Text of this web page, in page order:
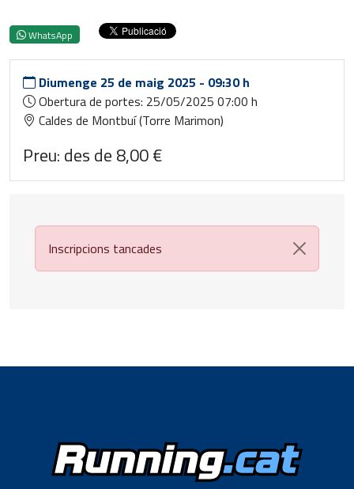
WhatsApp
Diumenge 25 de maig 2025 - 09:30 h
Obertura de portes: 25/05/2025 07:00 h
Caldes de Montbuí (Torre Marimon)
Preu: des de 8,00 €
Inscripcions tancades